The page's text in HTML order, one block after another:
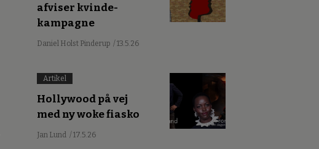
afviser kvinde-
kampagne
Daniel Holst Pinderup / 13.5.26
Artikel
Hollywood på vej
med ny woke fiasko
Jan Lund / 17.5.26